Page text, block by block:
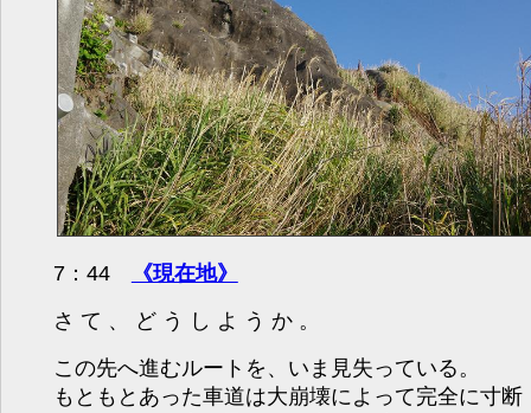
7：44
《現在地》
さて、どうしようか。
この先へ進むルートを、いま見失っている。
もともとあった車道は大崩壊によって完全に寸断